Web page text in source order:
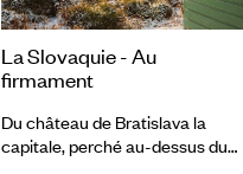
La Slovaquie - Au
firmament
Du château de Bratislava la
capitale, perché au-dessus du